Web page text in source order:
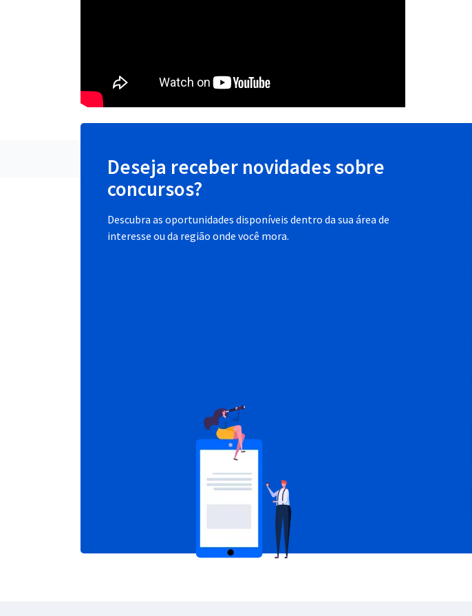
Deseja receber novidades sobre
concursos?
Descubra as oportunidades disponíveis dentro da sua área de
interesse ou da região onde você mora.